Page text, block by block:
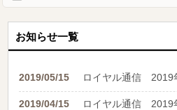
お知らせ一覧
2019/05/15 ロイヤル通信 2019
2019/04/15 ロイヤル通信 2019